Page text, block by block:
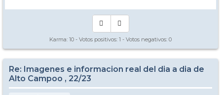
Karma: 10 - Votos positivos: 1 - Votos negativos: 0
Re: Imagenes e informacion real del dia a dia de
Alto Campoo , 22/23